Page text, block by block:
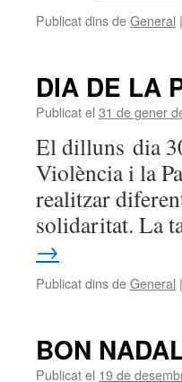
Publicat dins deGeneral |
DIA DE LA
Publicat el 31 de gener
El dilluns dia
Violència i la
realitzar
solidaritat. La
→
Publicat dins deGeneral |
BON
Publicat el 19 de